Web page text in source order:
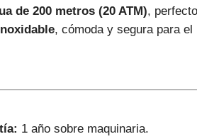
de 200 metros (20 ATM),
, cómoda y segura para el
1 año sobre maquinaria.